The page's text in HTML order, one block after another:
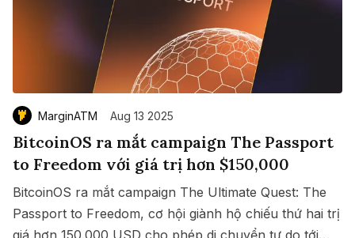
MarginATM Aug 13 2025
BitcoinOS ra mắt campaign The Passport
to Freedom với giá trị hơn $150,000
BitcoinOS ra mắt campaign The Ultimate Quest: The
Passport to Freedom, cơ hội giành hộ chiếu thứ hai trị
giá hơn 150.000 USD cho phép di chuyển tự do tới
SaveCopy link